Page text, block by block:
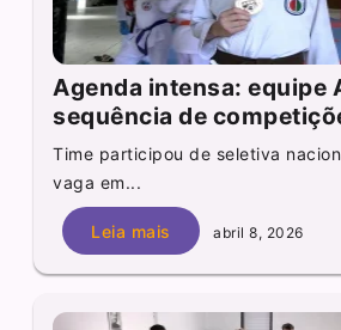
Agenda intensa: equipe
sequência de
Time participou de seletiva
vaga em...
Leia mais abril 8, 2026